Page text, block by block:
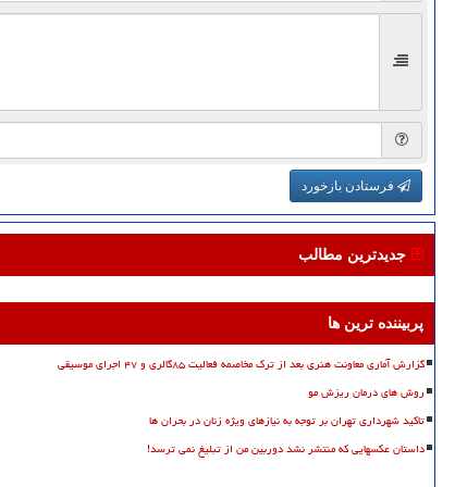
فرستادن بازخورد
جدیدترین مطالب
پربیننده ترین ها
گزارش آماری معاونت هنری بعد از ترک مخاصمه فعالیت ۸۵گالری و ۴۷ اجرای موسیقی
روش های درمان ریزش مو
تاکید شهرداری تهران بر توجه به نیازهای ویژه زنان در بحران ها
داستان عکسهایی که منتشر نشد دوربین من از تبلیغ نمی ترسد!